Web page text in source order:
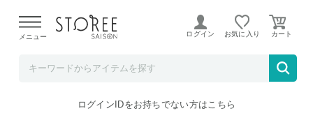
よる配送遅延が発生しております。
メニュー ログイン お気に入り
ご指定のアイテムは取り扱い終了、またはただいま取り扱い
トップへ戻る
ログインIDをお持ちでない方はこちら